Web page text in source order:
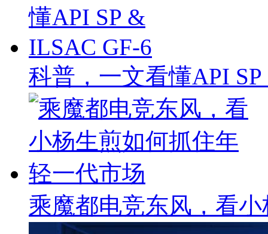
科普，一文看懂API
乘魔都电竞东风，看